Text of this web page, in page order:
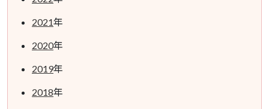
2021年
2020年
2019年
2018年